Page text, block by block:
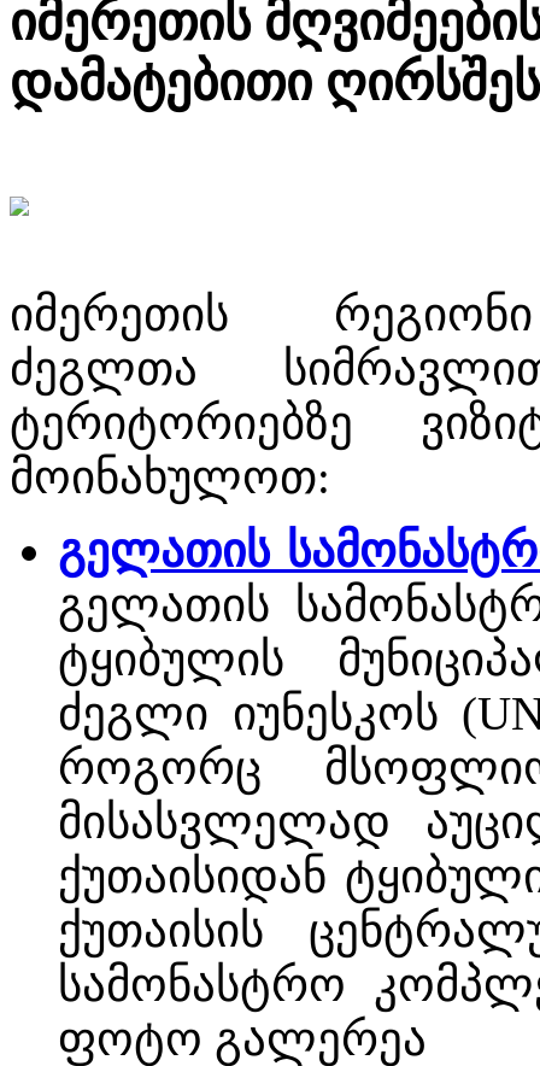
იმერეთის
დამატებითი
იმერეთის
ძეგლთა
ტერიტორიებზე
მოინახულოთ:
გელათის
გელათის
ტყიბულის
ძეგლი იუნესკოს
როგორც მსოფლიო
მისასვლელად
ქუთაისიდან
ქუთაისის
სამონასტრო
ფოტო გალერეა